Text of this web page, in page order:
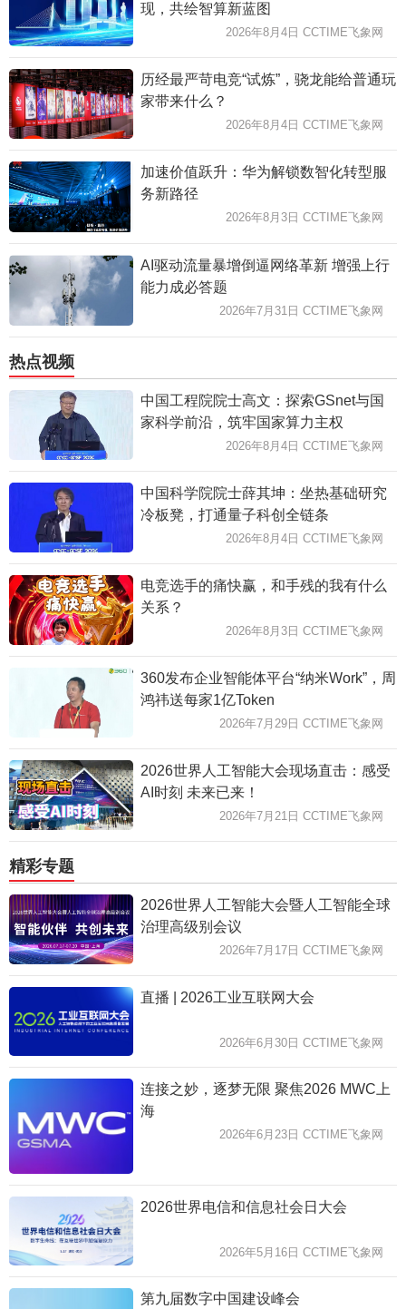
现，共绘智算新蓝图
2026年8月4日 CCTIME飞象网
历经最严苛电竞“试炼”，骁龙能给普通玩
家带来什么？
2026年8月4日 CCTIME飞象网
加速价值跃升：华为解锁数智化转型服
务新路径
2026年8月3日 CCTIME飞象网
AI驱动流量暴增倒逼网络革新 增强上行
能力成必答题
2026年7月31日 CCTIME飞象网
热点视频
中国工程院院士高文：探索GSnet与国
家科学前沿，筑牢国家算力主权
2026年8月4日 CCTIME飞象网
中国科学院院士薛其坤：坐热基础研究
冷板凳，打通量子科创全链条
2026年8月4日 CCTIME飞象网
电竞选手的痛快赢，和手残的我有什么
关系？
2026年8月3日 CCTIME飞象网
360发布企业智能体平台“纳米Work”，周
鸿祎送每家1亿Token
2026年7月29日 CCTIME飞象网
2026世界人工智能大会现场直击：感受
AI时刻 未来已来！
2026年7月21日 CCTIME飞象网
精彩专题
2026世界人工智能大会暨人工智能全球
治理高级别会议
2026年7月17日 CCTIME飞象网
直播 | 2026工业互联网大会
2026年6月30日 CCTIME飞象网
连接之妙，逐梦无限 聚焦2026 MWC上
海
2026年6月23日 CCTIME飞象网
2026世界电信和信息社会日大会
2026年5月16日 CCTIME飞象网
第九届数字中国建设峰会